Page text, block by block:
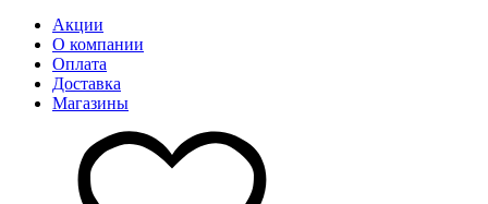
Акции
О компании
Оплата
Доставка
Магазины